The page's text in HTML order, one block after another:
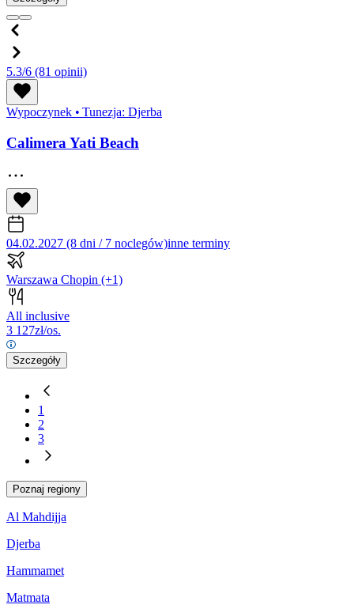
5.3/6 (81 opinii)
Wypoczynek • Tunezja: Djerba
Calimera Yati Beach
04.02.2027 (8 dni / 7 noclegów)inne terminy
Warszawa Chopin (+1)
All inclusive
3 127zł/os.
Szczegóły
1
2
3
Poznaj regiony
Al Mahdijja
Djerba
Hammamet
Matmata